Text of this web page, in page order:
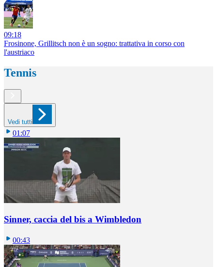
09:18
Frosinone, Grillitsch non è un sogno: trattativa in corso con
l'austriaco
Tennis
Vedi tutti
01:07
Sinner, caccia del bis a Wimbledon
00:43